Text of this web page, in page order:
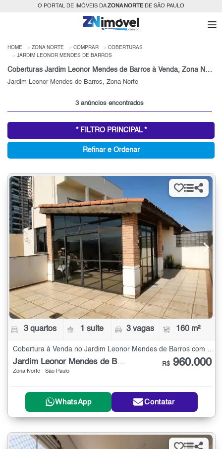
O PORTAL DE IMÓVEIS DAZONA NORTEDE SÃO PAULO
HOME ZONA NORTE COMPRAR
COBERTURAS
JARDIM LEONOR MENDES DE BARROS
Coberturas Jardim Leonor Mendes de Barros à Venda, Zona Norte de São Paulo, SP
Jardim Leonor Mendes de Barros, Zona Norte
3 anúncios encontrados
* FILTRO PRINCIPAL *
Refinar e Ordenar
3 quartos 1 suíte 3 vagas 160 m²
Cobertura à Venda no Jardim Leonor Mendes de Barros com 3 quartos - 160 m²
Jardim Leonor Mendes de Barros
Zona Norte - São Paulo
R$ 960.000
WhatsApp Contatar